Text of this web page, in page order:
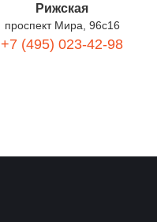
Рижская
проспект Мира, 96с16
+7 (495) 023-42-98